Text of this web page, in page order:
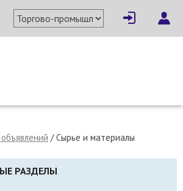
/ Сырье и материалы
РАЗДЕЛЫ